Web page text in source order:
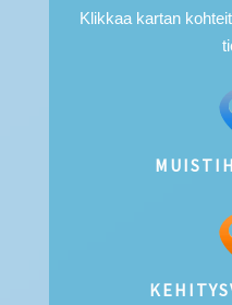
Klikkaa kartan